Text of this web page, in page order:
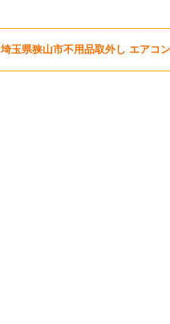
埼玉県狭山市不用品取外し エアコ